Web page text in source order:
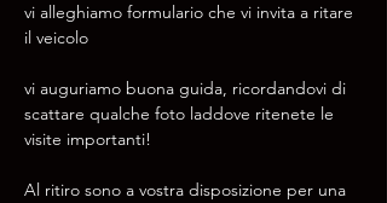
vi alleghiamo formulario che vi invita a ritare
il veicolo
vi auguriamo buona guida, ricordandovi di
scattare qualche foto laddove ritenete le
visite importanti!
Al ritiro sono a vostra disposizione per una